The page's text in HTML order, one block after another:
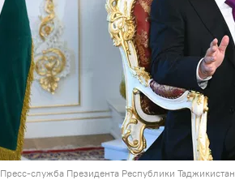
Пресс-служба Президента Республики Таджикистан